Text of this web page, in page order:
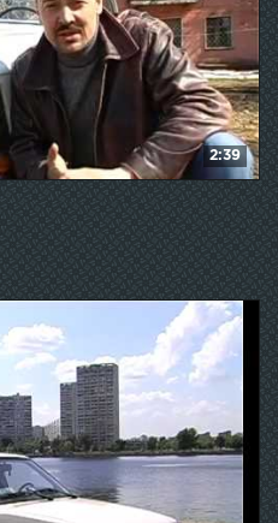
2:39